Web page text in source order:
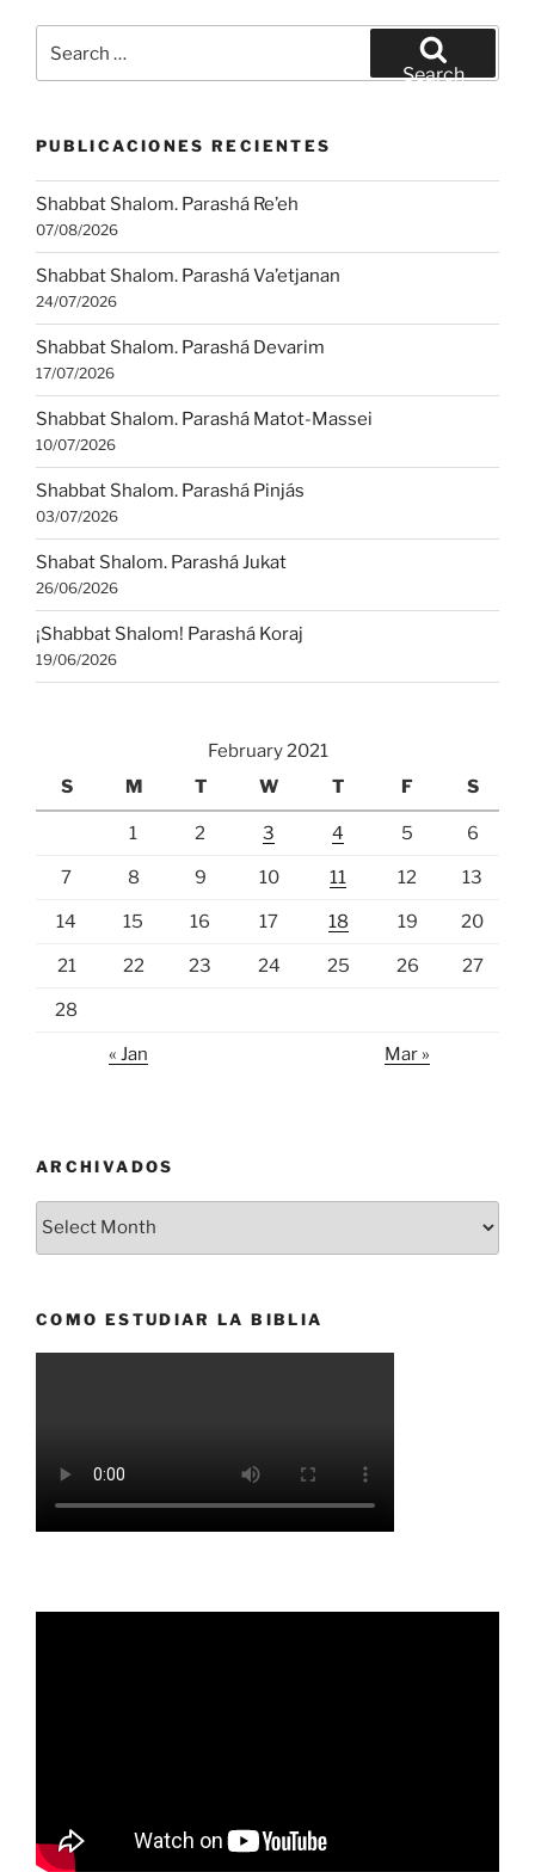
Search
PUBLICACIONES RECIENTES
Shabbat Shalom. Parashá Re’eh
07/08/2026
Shabbat Shalom. Parashá Va’etjanan
24/07/2026
Shabbat Shalom. Parashá Devarim
17/07/2026
Shabbat Shalom. Parashá Matot-Massei
10/07/2026
Shabbat Shalom. Parashá Pinjás
03/07/2026
Shabat Shalom. Parashá Jukat
26/06/2026
¡Shabbat Shalom! Parashá Koraj
19/06/2026
February 2021
S
M T W T F S
1 2 3 4 5 6
7 8 9 10 11 12 13
14 15 16 17 18 19 20
21 22 23 24 25 26 27
28
« Jan Mar »
ARCHIVADOS
Archivados
COMO ESTUDIAR LA BIBLIA